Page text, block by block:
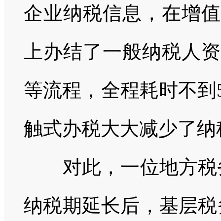
企业纳税信息，在增
上办结了一般纳税人
等流程，全程耗时不
触式办税大大减少了
对此，一位地方
纳税期延长后，基层